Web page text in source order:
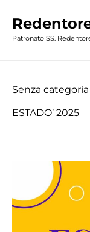
Patronato SS.
ESTADO’ 2025
Category
Senza categoria